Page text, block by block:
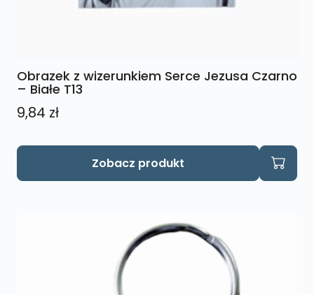
Obrazek z wizerunkiem Serce Jezusa Czarno
– Białe T13
9,84 zł
Zobacz produkt